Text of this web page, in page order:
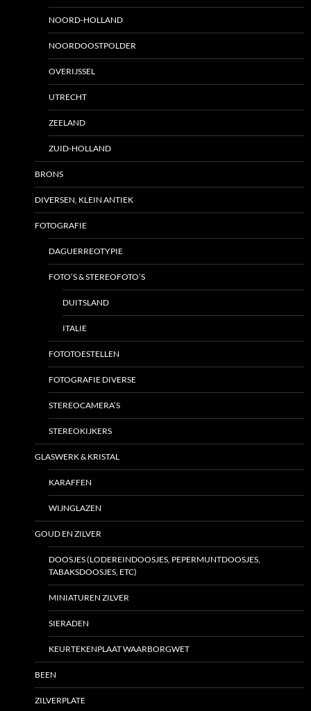
NOORD-HOLLAND
NOORDOOSTPOLDER
OVERIJSSEL
UTRECHT
ZEELAND
ZUID-HOLLAND
BRONS
DIVERSEN, KLEIN ANTIEK
FOTOGRAFIE
DAGUERREOTYPIE
FOTO’S & STEREOFOTO’S
DUITSLAND
ITALIE
FOTOTOESTELLEN
FOTOGRAFIE DIVERSE
STEREOCAMERA’S
STEREOKIJKERS
GLASWERK & KRISTAL
KARAFFEN
WIJNGLAZEN
GOUD EN ZILVER
DOOSJES (LODEREINDOOSJES, PEPERMUNTDOOSJES,
TABAKSDOOSJES, ETC)
MINIATUREN ZILVER
SIERADEN
KEURTEKENPLAAT WAARBORGWET
BEEN
ZILVERPLATE